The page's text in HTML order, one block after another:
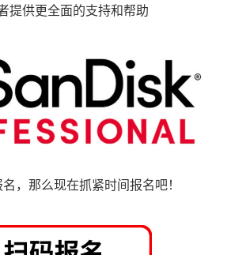
提供更全面的支持和帮助
，那么现在抓紧时间报名吧！